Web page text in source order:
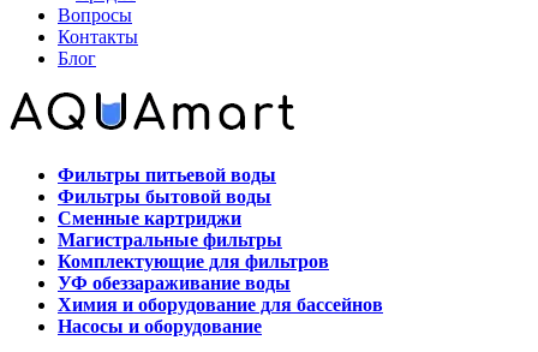
Вопросы
Контакты
Блог
Фильтры питьевой воды
Фильтры бытовой воды
Сменные картриджи
Магистральные фильтры
Комплектующие для фильтров
УФ обеззараживание воды
Химия и оборудование для бассейнов
Насосы и оборудование